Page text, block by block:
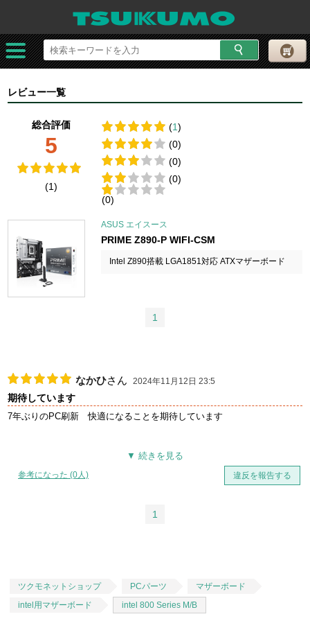
レビュー一覧
総合評価
5
(1)
(1)
(0)
(0)
(0)
(0)
ASUS エイスース
PRIME Z890-P WIFI-CSM
Intel Z890搭載 LGA1851対応 ATXマザーボード
1
なかひさん 2024年11月12日 23:5
期待しています
7年ぶりのPC刷新 快適になることを期待しています
参考になった (0人) 違反を報告する
1
ツクモネットショップ PCパーツ
マザーボード
intel用マザーボード
intel 800 Series M/B